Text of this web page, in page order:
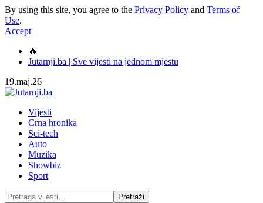
By using this site, you agree to the Privacy Policy and Terms of
Use.
Accept
🔥
Jutarnji.ba | Sve vijesti na jednom mjestu
19.maj.26
Vijesti
Crna hronika
Sci-tech
Auto
Muzika
Showbiz
Sport